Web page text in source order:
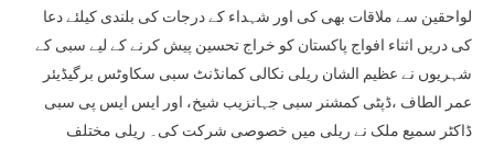
لواحقین سے ملاقات بھی کی اور شہداء کے درجات کی بلندی کیلئے دعا
کی دریں اثناء افواج پاکستان کو خراج تحسین پیش کرنے کے لیے سبی کے
شہریوں نے عظیم الشان ریلی نکالی کمانڈنٹ سبی سکاوٹس برگیڈیئر
عمر الطاف ،ڈپٹی کمشنر سبی جہانزیب شیخ، اور ایس ایس پی سبی
ڈاکٹر سمیع ملک نے ریلی میں خصوصی شرکت کی۔ ریلی مختلف